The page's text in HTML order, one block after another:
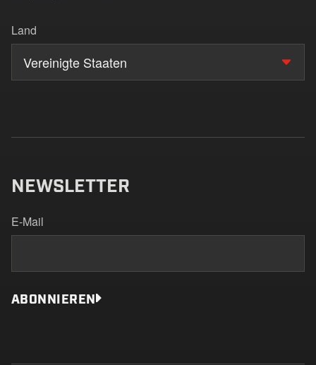
Land
Vereinigte Staaten
NEWSLETTER
E-Mail
ABONNIEREN